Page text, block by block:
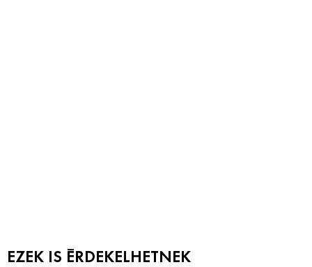
EZEK IS ÉRDEKELHETNEK